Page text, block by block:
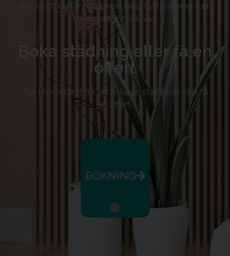
oss så att du får hjälp med billig flyttstädning som
verkligen gör skillnad.
Boka städning eller få en
offert
Fyll i formuläret för att boka en städtjänst eller få
en offert.
BOKNING